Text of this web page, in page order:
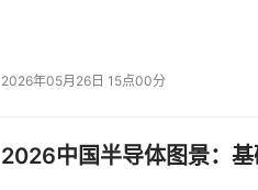
2026年05月26日 15点00分
2026中国半导体图景：